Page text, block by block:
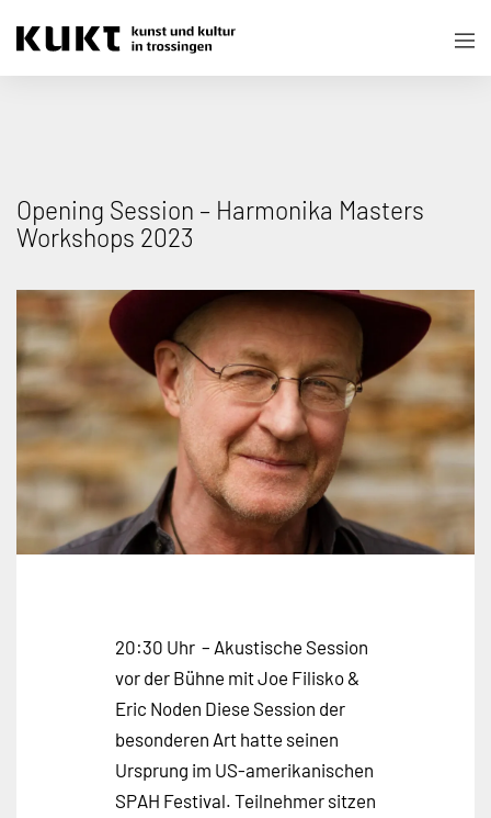
Opening Session – Harmonika Masters
Workshops 2023
20:30 Uhr – Akustische Session
vor der Bühne mit Joe Filisko &
Eric Noden Diese Session der
besonderen Art hatte seinen
Ursprung im US-amerikanischen
SPAH Festival. Teilnehmer sitzen